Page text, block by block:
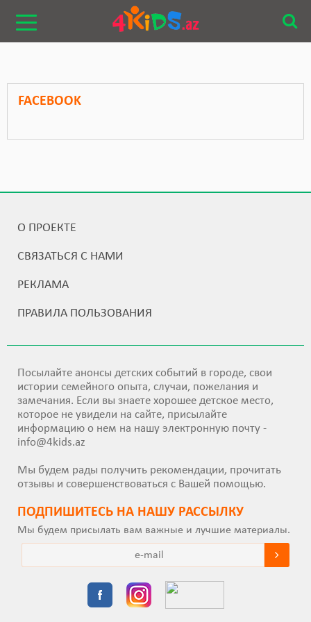
FACEBOOK
О ПРОЕКТЕ
СВЯЗАТЬСЯ С НАМИ
РЕКЛАМА
ПРАВИЛА ПОЛЬЗОВАНИЯ
Посылайте анонсы детских событий в городе, свои
истории семейного опыта, случаи, пожелания и
замечания. Если вы знаете хорошее детское место,
которое не увидели на сайте, присылайте
информацию о нем на нашу электронную почту -
info@4kids.az
Мы будем рады получить рекомендации, прочитать
отзывы и совершенствоваться с Вашей помощью.
ПОДПИШИТEСЬ НА НАШУ РАССЫЛКУ
Мы будем присылать вам важные и лучшие материалы.